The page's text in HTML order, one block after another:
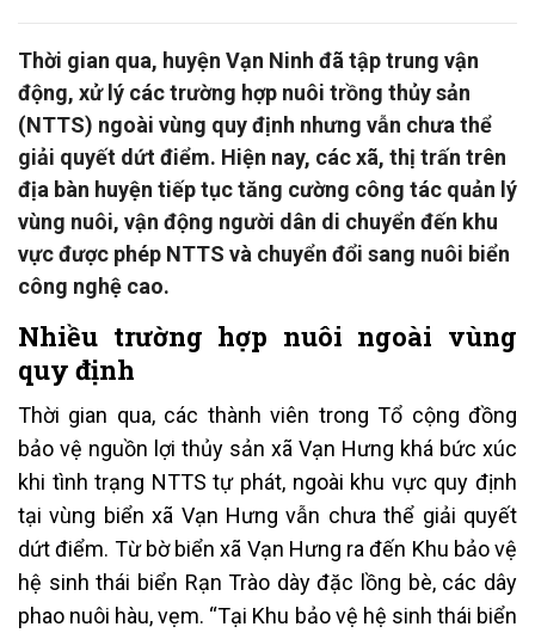
Thời gian qua, huyện Vạn Ninh đã tập trung vận
động, xử lý các trường hợp nuôi trồng thủy sản
(NTTS) ngoài vùng quy định nhưng vẫn chưa thể
giải quyết dứt điểm. Hiện nay, các xã, thị trấn trên
địa bàn huyện tiếp tục tăng cường công tác quản lý
vùng nuôi, vận động người dân di chuyển đến khu
vực được phép NTTS và chuyển đổi sang nuôi biển
công nghệ cao.
Nhiều trường hợp nuôi ngoài vùng
quy định
Thời gian qua, các thành viên trong Tổ cộng đồng
bảo vệ nguồn lợi thủy sản xã Vạn Hưng khá bức xúc
khi tình trạng NTTS tự phát, ngoài khu vực quy định
tại vùng biển xã Vạn Hưng vẫn chưa thể giải quyết
dứt điểm. Từ bờ biển xã Vạn Hưng ra đến Khu bảo vệ
hệ sinh thái biển Rạn Trào dày đặc lồng bè, các dây
phao nuôi hàu, vẹm. “Tại Khu bảo vệ hệ sinh thái biển